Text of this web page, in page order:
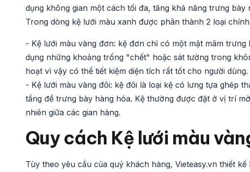
dụng không gian một cách tối đa, tăng khả năng trưng bày
Trong dòng kệ lưới màu xanh được phân thành 2 loại chính
- Kệ lưới màu vàng đơn: kệ đơn chỉ có một mặt mâm
dụng những khoảng trống "chết" hoặc sát tường trong
hoạt vì vậy có thể tiết kiệm diện tích rất tốt cho người dùng.
- Kệ lưới màu vàng đôi: kệ đôi là loại kệ có lưng tựa ghép
tầng để trưng bày hàng hóa. Kệ thường được đặt ở vị trí
nhiên giữa các gian hàng.
Quy cách Kệ lưới màu
Tùy theo yêu cầu của quý khách hàng, Vieteasy.vn thiết